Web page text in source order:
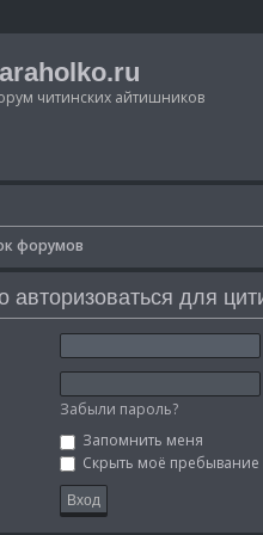
читинских айтишников
форумов
авторизоваться для
Забыли пароль?
Запомнить меня
Скрыть моё пребывание